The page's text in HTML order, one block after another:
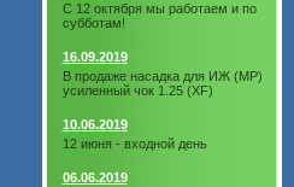
С 12 октября мы работаем и по
субботам!
16.09.2019
В продаже насадка для ИЖ (МР)
усиленный чок 1.25 (XF)
10.06.2019
12 июня - входной день
06.06.2019